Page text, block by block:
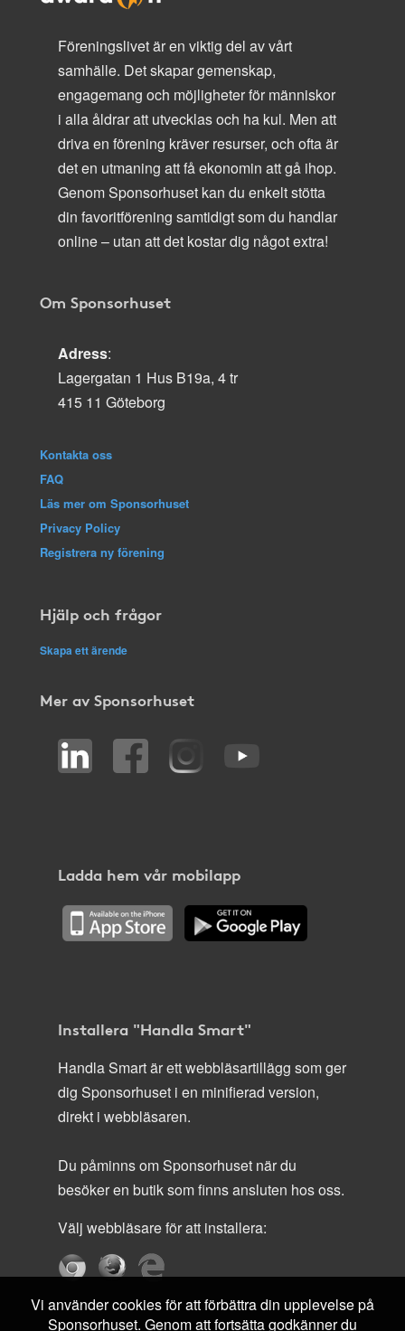
Föreningslivet är en viktig del av vårt
samhälle. Det skapar gemenskap,
engagemang och möjligheter för människor
i alla åldrar att utvecklas och ha kul. Men att
driva en förening kräver resurser, och ofta är
det en utmaning att få ekonomin att gå ihop.
Genom Sponsorhuset kan du enkelt stötta
din favoritförening samtidigt som du handlar
online – utan att det kostar dig något extra!
Om Sponsorhuset
Adress:
Lagergatan 1 Hus B19a, 4 tr
415 11 Göteborg
Kontakta oss
FAQ
Läs mer om Sponsorhuset
Privacy Policy
Registrera ny förening
Hjälp och frågor
Skapa ett ärende
Mer av Sponsorhuset
Ladda hem vår mobilapp
Installera "Handla Smart"
Handla Smart är ett webbläsartillägg som ger
dig Sponsorhuset i en minifierad version,
direkt i webbläsaren.
Du påminns om Sponsorhuset när du
besöker en butik som finns ansluten hos oss.
Välj webbläsare för att installera:
Vi använder cookies för att förbättra din upplevelse på
Sponsorhuset. Genom att fortsätta godkänner du